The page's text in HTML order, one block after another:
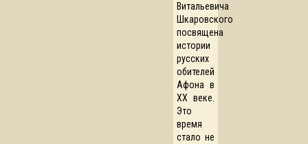
Витальевича
Шкаровского
посвящена
истории
русских
обителей
Афона в
XX веке.
Это
время
стало не